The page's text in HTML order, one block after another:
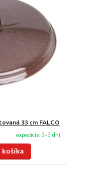
33 cm FALCO
expedícia 3-5 dní